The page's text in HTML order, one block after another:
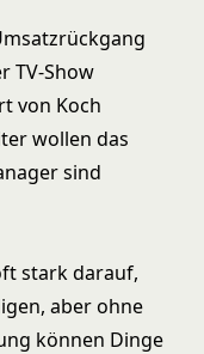
TV-Show
von Koch
wollen das
sind
stark darauf,
aber ohne
können Dinge